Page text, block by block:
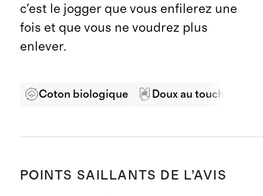
c'est le jogger que vous enfilerez une
fois et que vous ne voudrez plus
enlever.
Coton biologique Doux au toucher
POINTS SAILLANTS DE L’AVIS